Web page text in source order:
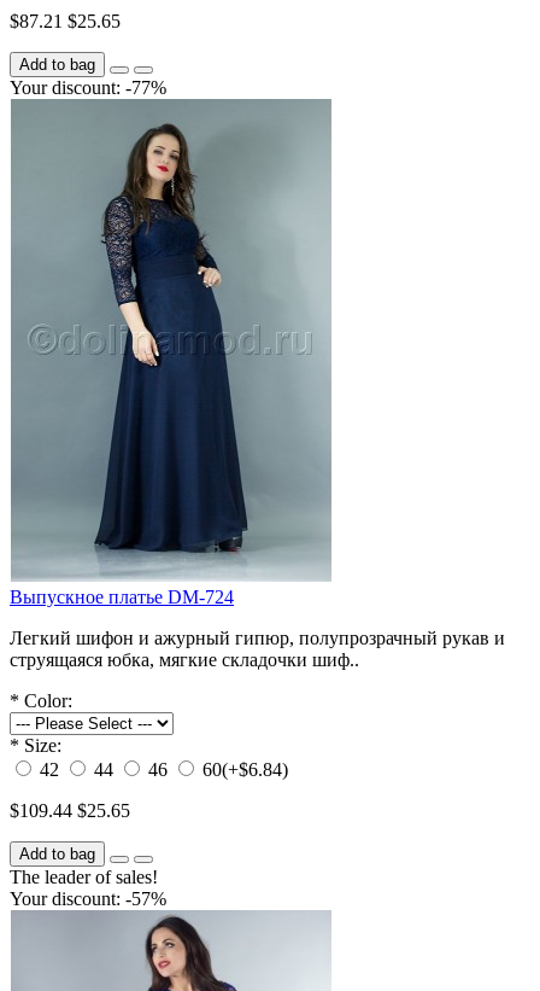
$87.21 $25.65
Add to bag
Your discount: -77%
Выпускное платье DM-724
Легкий шифон и ажурный гипюр, полупрозрачный рукав и
струящаяся юбка, мягкие складочки шиф..
* Color:
* Size:
42
44 46 60(+$6.84)
$109.44 $25.65
Add to bag
The leader of sales!
Your discount: -57%